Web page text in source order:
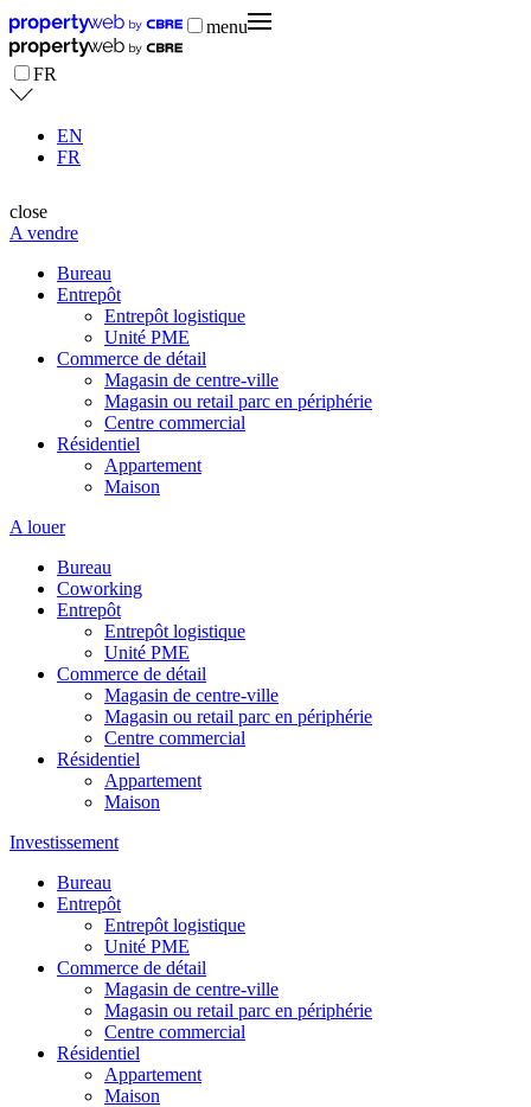
menu
FR
EN
FR
close
A vendre
Bureau
Entrepôt
Entrepôt logistique
Unité PME
Commerce de détail
Magasin de centre-ville
Magasin ou retail parc en périphérie
Centre commercial
Résidentiel
Appartement
Maison
A louer
Bureau
Coworking
Entrepôt
Entrepôt logistique
Unité PME
Commerce de détail
Magasin de centre-ville
Magasin ou retail parc en périphérie
Centre commercial
Résidentiel
Appartement
Maison
Investissement
Bureau
Entrepôt
Entrepôt logistique
Unité PME
Commerce de détail
Magasin de centre-ville
Magasin ou retail parc en périphérie
Centre commercial
Résidentiel
Appartement
Maison